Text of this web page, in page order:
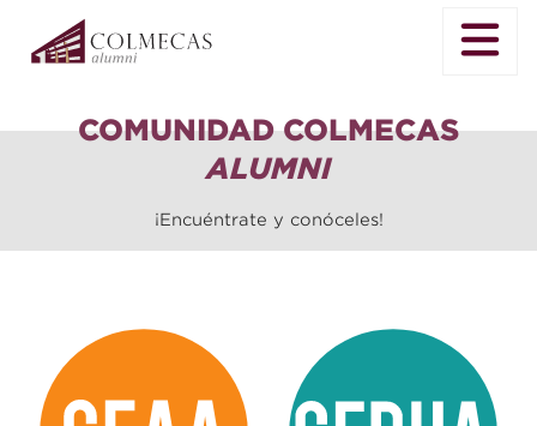
COMUNIDAD COLMECAS
ALUMNI
¡Encuéntrate y conóceles!